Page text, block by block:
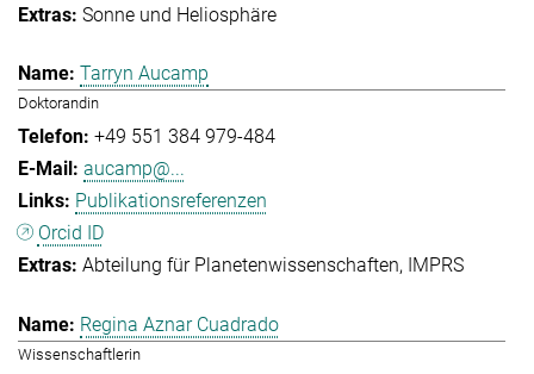
Sonne und Heliosphäre
Tarryn Aucamp
Doktorandin
+49 551 384 979-484
aucamp@...
Publikationsreferenzen
Orcid ID
Abteilung für Planetenwissenschaften IMPRS
Regina Aznar Cuadrado
Wissenschaftlerin